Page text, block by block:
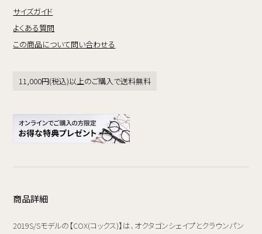
サイズガイド
よくある質問
この商品について問い合わせる
11,000円(税込)以上のご購入で送料無料
商品詳細
2019S/Sモデルの【COX(コックス)】は、オクタゴンシェイプとクラウンパン